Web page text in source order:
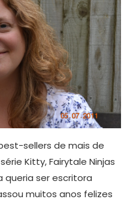
sellers de mais de
Kitty, Fairytale Ninjas
queria ser escritora
muitos anos felizes